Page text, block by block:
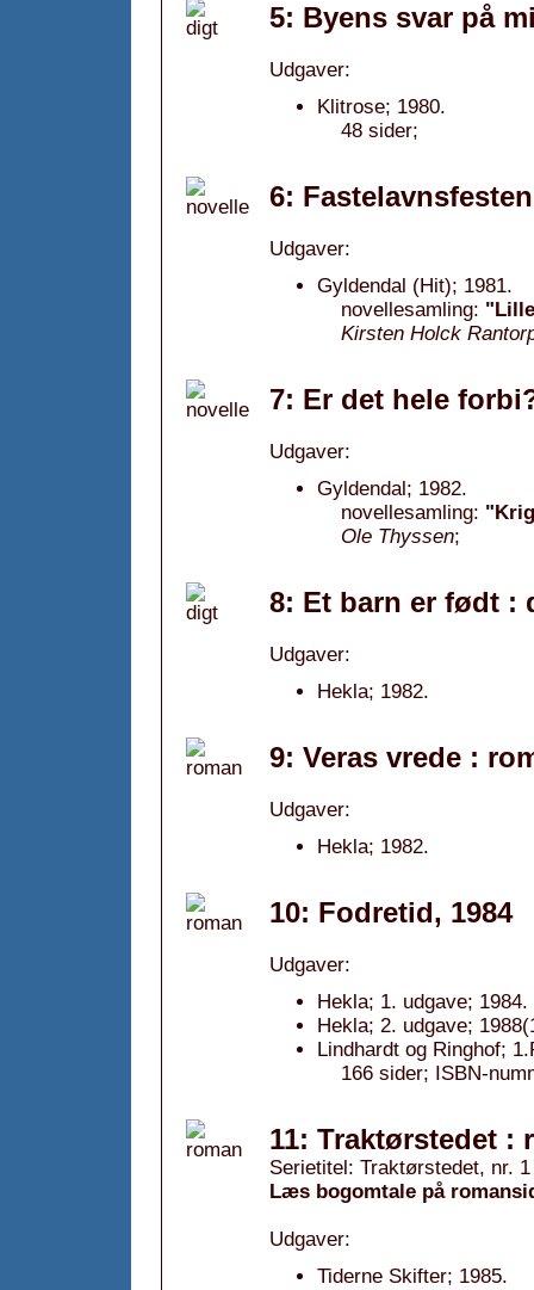
5: Byens svar på
Udgaver:
Klitrose; 1980.
48 sider;
6:
Udgaver:
Gyldendal (Hit); 1981.
novellesamling:
Kirsten Holck
7: Er det hele
Udgaver:
Gyldendal; 1982.
novellesamling:
Ole Thyssen;
8: Et barn er født :
Udgaver:
Hekla; 1982.
9: Veras vrede :
Udgaver:
Hekla; 1982.
10: Fodretid, 1984
Udgaver:
Hekla; 1. udgave; 1984.
Hekla; 2. udgave;
Lindhardt og Ringhof;
166 sider; ISBN-
11: Traktørstedet :
Serietitel: Traktørstedet, nr. 1
Læs bogomtale på
Udgaver:
Tiderne Skifter; 1985.